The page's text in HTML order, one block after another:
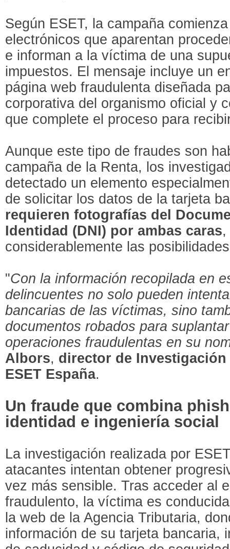
Según ESET, la campaña
electrónicos que aparentan
e informan a la víctima de una
impuestos. El mensaje incluye un
página web fraudulenta diseñada
corporativa del organismo oficial y
que complete el proceso para
Aunque este tipo de fraudes son
campaña de la Renta, los
detectado un elemento
de solicitar los datos de la tarjeta
requieren fotografías del
Identidad (DNI) por ambas caras,
considerablemente las
"Con la información recopilada en
delincuentes no solo pueden
bancarias de las víctimas, sino
documentos robados para
operaciones fraudulentas en su
Albors, director de
ESET España.
Un fraude que combina
identidad e ingeniería social
La investigación realizada por
atacantes intentan obtener
vez más sensible. Tras acceder al
fraudulento, la víctima es
la web de la Agencia Tributaria,
información de su tarjeta bancaria,